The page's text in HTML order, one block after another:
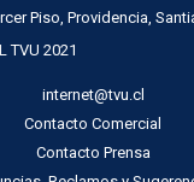
Piso, Providencia,
TVU 2021
internet@tvu.cl
Contacto Comercial
Contacto Prensa